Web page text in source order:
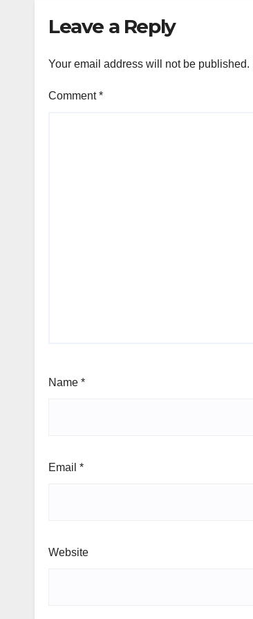
Leave a Reply
Your email address will not be published.
Comment*
Name *
Email *
Website